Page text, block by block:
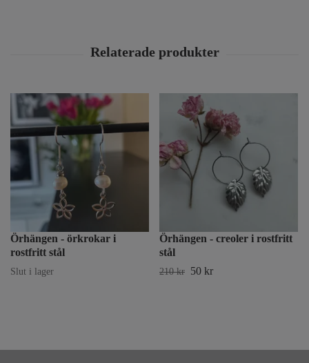
Örhängen - örkrokar i
rostfritt stål
Slut i lager
Örhängen - creoler i rostfritt
stål
210 kr 50 kr